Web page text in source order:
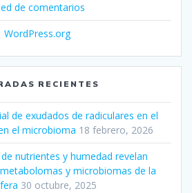
de comentarios
WordPress.org
RECIENTES
de exudados de radiculares en el
el microbioma 18 febrero, 2026
nutrientes y humedad revelan
y microbiomas de la
30 octubre, 2025